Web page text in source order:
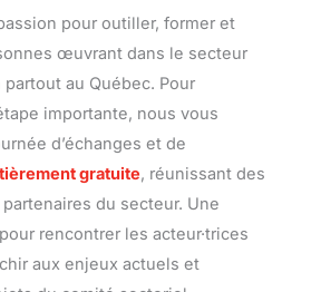
pour outiller, former et
œuvrant dans le secteur
partout au Québec. Pour
importante, nous vous
d’échanges et de
gratuite, réunissant des
du secteur. Une
rencontrer les acteur·trices
aux enjeux actuels et